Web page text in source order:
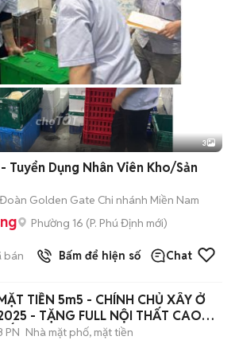
3
Tuyển Dụng Nhân Viên Kho/Sản
Golden Gate Chi nhánh Miền Nam
Phường 16 (P. Phú Định mới)
bán Bấm để hiện số Chat
TIỀN 5m5 - CHÍNH CHỦ XÂY Ở
- TẶNG FULL NỘI THẤT CAO
PN Nhà mặt phố, mặt tiền